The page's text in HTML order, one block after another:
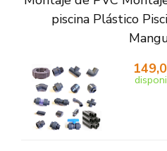
piscina Plástico